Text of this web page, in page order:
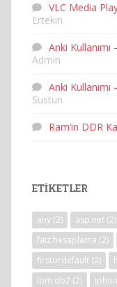
VLC Media
Ertekin
Anki
Admin
Anki
Sustun
Ram’in DDR
ETIKETLER
any (2) asp.net (2)
faiz hesaplama (2)
firstordefault (2)
ibm db2 (2)